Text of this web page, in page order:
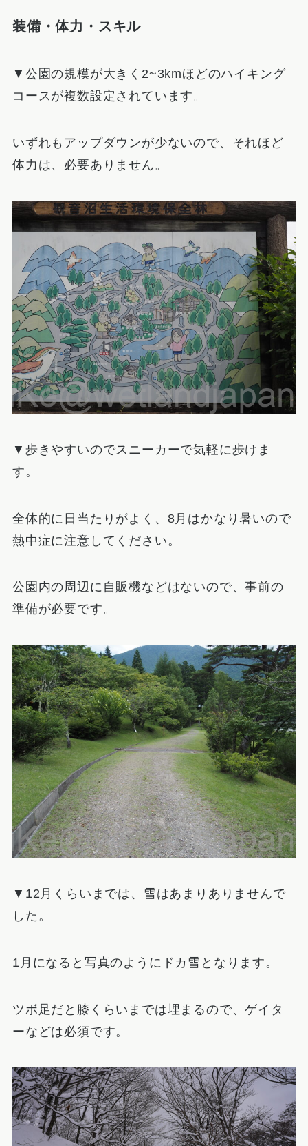
装備・体力・スキル
▼公園の規模が大きく2~3kmほどのハイキング
コースが複数設定されています。
いずれもアップダウンが少ないので、それほど
体力は、必要ありません。
▼歩きやすいのでスニーカーで気軽に歩けま
す。
全体的に日当たりがよく、8月はかなり暑いので
熱中症に注意してください。
公園内の周辺に自販機などはないので、事前の
準備が必要です。
▼12月くらいまでは、雪はあまりありませんで
した。
1月になると写真のようにドカ雪となります。
ツボ足だと膝くらいまでは埋まるので、ゲイタ
ーなどは必須です。